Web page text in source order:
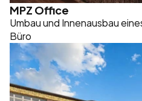
MPZ Office
Umbau und Innenausbau
Büro